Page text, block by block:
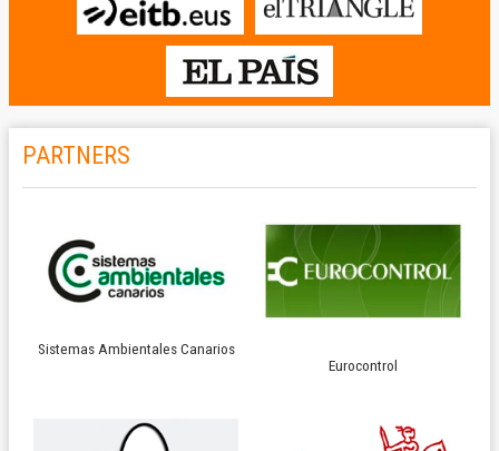
PARTNERS
Sistemas Ambientales Canarios
Eurocontrol